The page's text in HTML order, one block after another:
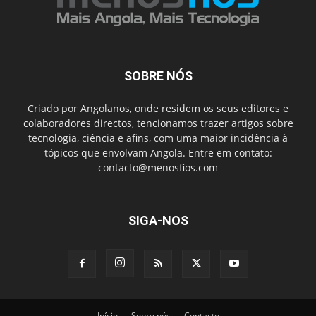
SOBRE NÓS
Criado por Angolanos, onde residem os seus editores e
colaboradores directos, tencionamos trazer artigos sobre
tecnologia, ciência e afins, com uma maior incidência à
tópicos que envolvam Angola. Entre em contato:
contacto@menosfios.com
SIGA-NOS